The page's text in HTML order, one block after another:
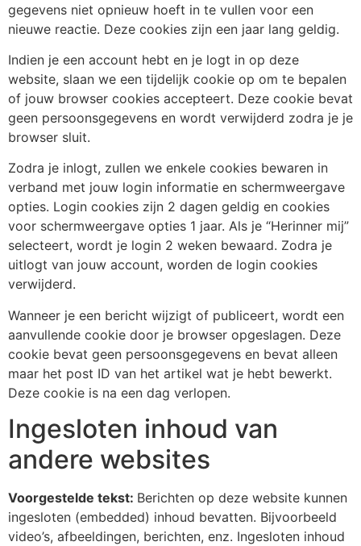
gegevens niet opnieuw hoeft in te vullen voor een
nieuwe reactie. Deze cookies zijn een jaar lang geldig.
Indien je een account hebt en je logt in op deze
website, slaan we een tijdelijk cookie op om te bepalen
of jouw browser cookies accepteert. Deze cookie bevat
geen persoonsgegevens en wordt verwijderd zodra je je
browser sluit.
Zodra je inlogt, zullen we enkele cookies bewaren in
verband met jouw login informatie en schermweergave
opties. Login cookies zijn 2 dagen geldig en cookies
voor schermweergave opties 1 jaar. Als je “Herinner mij”
selecteert, wordt je login 2 weken bewaard. Zodra je
uitlogt van jouw account, worden de login cookies
verwijderd.
Wanneer je een bericht wijzigt of publiceert, wordt een
aanvullende cookie door je browser opgeslagen. Deze
cookie bevat geen persoonsgegevens en bevat alleen
maar het post ID van het artikel wat je hebt bewerkt.
Deze cookie is na een dag verlopen.
Ingesloten inhoud van
andere websites
Voorgestelde tekst: Berichten op deze website kunnen
ingesloten (embedded) inhoud bevatten. Bijvoorbeeld
video’s, afbeeldingen, berichten, enz. Ingesloten inhoud